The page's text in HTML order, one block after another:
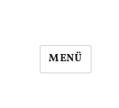
MENÜ